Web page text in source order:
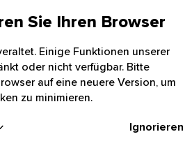
Sie Ihren Browser
Einige Funktionen unserer
oder nicht verfügbar. Bitte
auf eine neuere Version, um
zu minimieren.
Ignorieren